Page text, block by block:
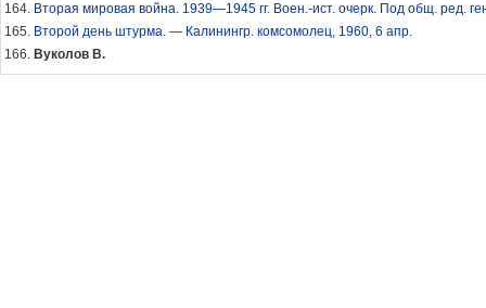
Вторая мировая война. 1939—1945 гг. Воен.-ист. очерк. Под общ. ред.
Второй день штурма. — Калинингр. комсомолец, 1960, 6 апр.
Вуколов В.